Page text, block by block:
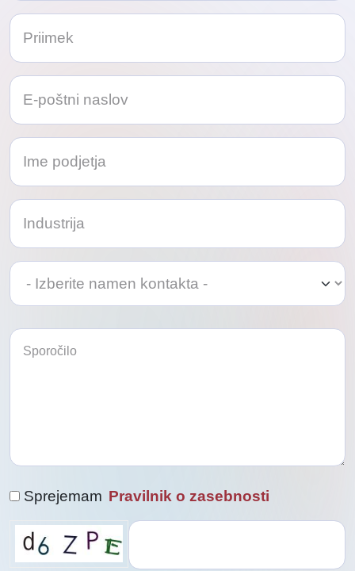
Izberite
namen
Sprejemam Pravilnik o zasebnosti